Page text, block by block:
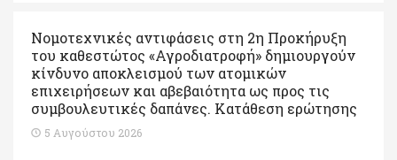
Νομοτεχνικές αντιφάσεις στη 2η Προκήρυξη
του καθεστώτος «Αγροδιατροφή» δημιουργούν
κίνδυνο αποκλεισμού των ατομικών
επιχειρήσεων και αβεβαιότητα ως προς τις
συμβουλευτικές δαπάνες. Κατάθεση ερώτησης
5 Αυγούστου 2026